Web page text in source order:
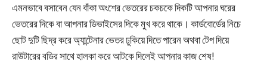
এমনভাবে বসাবেন যেন বাঁকা অংশের ভেতরের চকচকে দিকটি আপনার ঘরের
ভেতরের দিকে বা আপনার ডিভাইসের দিকে মুখ করে থাকে। কার্ডবোর্ডের নিচে
ছোট দুটি ছিদ্র করে অ্যান্টেনার ভেতর ঢুকিয়ে দিতে পারেন অথবা টেপ দিয়ে
রাউটারের বডির সাথে হালকা করে আটকে দিলেই আপনার কাজ শেষ!